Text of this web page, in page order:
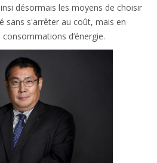
désormais les moyens de choisir
sans s'arrêter au coût, mais en
d’énergie.